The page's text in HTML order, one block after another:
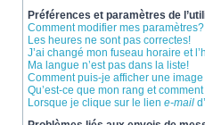
Préférences et paramètres de
Comment modifier mes paramètres?
Les heures ne sont pas correctes!
J’ai changé mon fuseau horaire et
Ma langue n’est pas dans la liste!
Comment puis-je afficher une
Qu’est-ce que mon rang et
Lorsque je clique sur le lien e-mail